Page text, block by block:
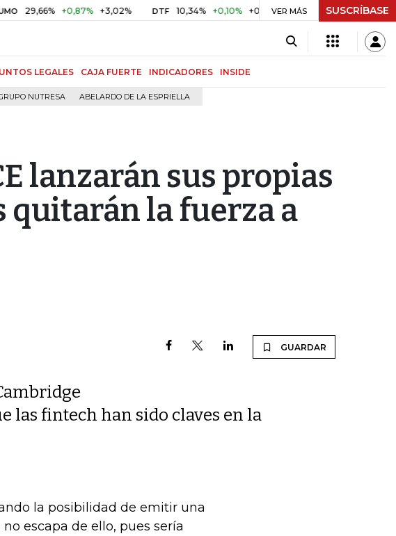
+0,87% +3,02% DTF 10,34% +0,10% +0,98% UVR $ 416,96 +$ 0,05 +0,01%
VER MÁS SUSCRÍBASE
LEGALES CAJA FUERTE INDICADORES INSIDE
NUTRESA ABELARDO DE LA ESPRIELLA
lanzarán sus propias
quitarán la fuerza a
GUARDAR
las fintech han sido claves en la
la posibilidad de emitir una
escapa de ello, pues sería